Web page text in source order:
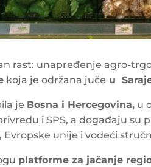
rast: unapređenje agro-
koja je održana juče u
je Bosna i Hercegovina, u
i SPS, a događaju su
Evropske unije i vodeći
platforme za jačanje